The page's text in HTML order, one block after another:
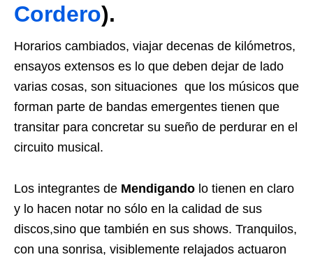
Cordero).
Horarios cambiados, viajar decenas de kilómetros,
ensayos extensos es lo que deben dejar de lado
varias cosas, son situaciones que los músicos que
forman parte de bandas emergentes tienen que
transitar para concretar su sueño de perdurar en el
circuito musical.
Los integrantes de Mendigando lo tienen en claro
y lo hacen notar no sólo en la calidad de sus
discos,sino que también en sus shows. Tranquilos,
con una sonrisa, visiblemente relajados actuaron